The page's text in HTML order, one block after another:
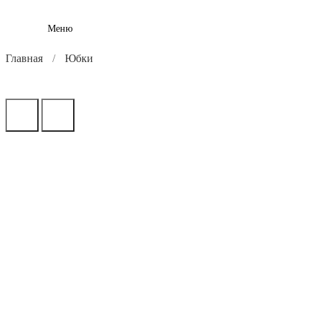
Меню
Главная Юбки